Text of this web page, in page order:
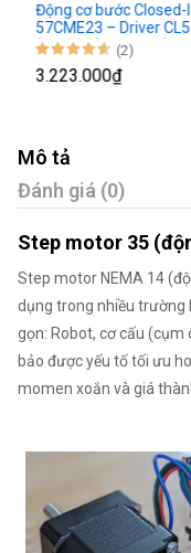
Động cơ bước Closed-
57CME23 – Driver
(Nâng cấp từ CL57)
(2)
3.223.000₫
Mô tả
Đánh giá (0)
Step motor 35
Step motor NEMA 14
dụng trong nhiều trường
gọn: Robot, cơ cấu (cụm
bảo được yếu tố tối ưu
momen xoắn và giá